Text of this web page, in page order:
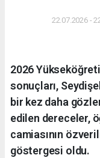
22.07.2026 -
2026
sonuçları,
bir kez daha
edilen dereceler,
camiasının
göstergesi oldu.